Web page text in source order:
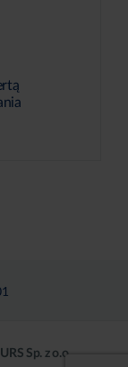
Sp. z o.o.